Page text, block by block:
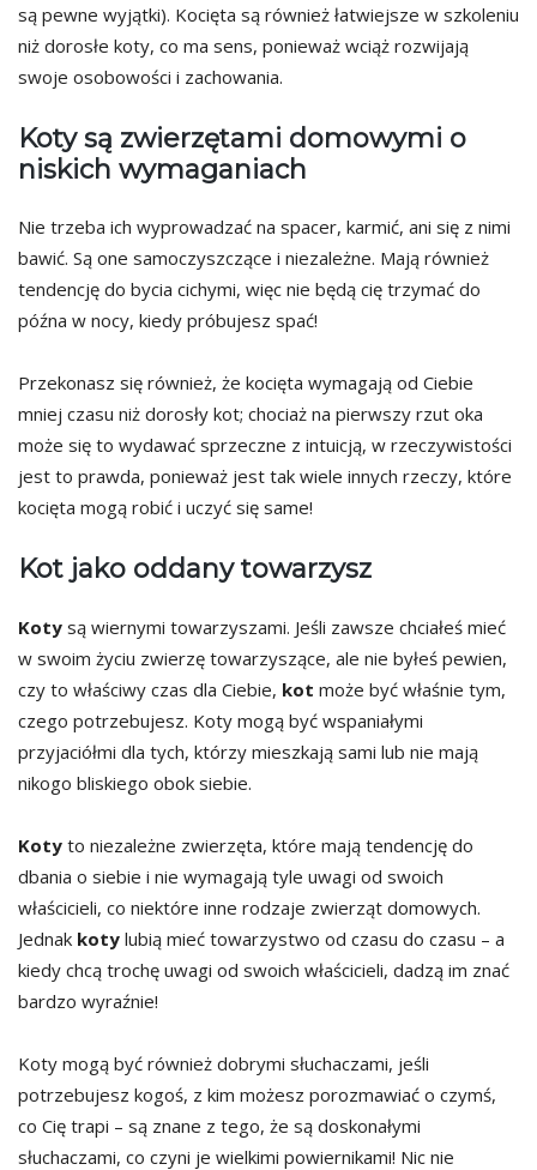
są pewne wyjątki). Kocięta są również łatwiejsze w szkoleniu
niż dorosłe koty, co ma sens, ponieważ wciąż rozwijają
swoje osobowości i zachowania.
Koty są zwierzętami domowymi o
niskich wymaganiach
Nie trzeba ich wyprowadzać na spacer, karmić, ani się z nimi
bawić. Są one samoczyszczące i niezależne. Mają również
tendencję do bycia cichymi, więc nie będą cię trzymać do
późna w nocy, kiedy próbujesz spać!
Przekonasz się również, że kocięta wymagają od Ciebie
mniej czasu niż dorosły kot; chociaż na pierwszy rzut oka
może się to wydawać sprzeczne z intuicją, w rzeczywistości
jest to prawda, ponieważ jest tak wiele innych rzeczy, które
kocięta mogą robić i uczyć się same!
Kot jako oddany towarzysz
Koty są wiernymi towarzyszami. Jeśli zawsze chciałeś mieć
w swoim życiu zwierzę towarzyszące, ale nie byłeś pewien,
czy to właściwy czas dla Ciebie, kot może być właśnie tym,
czego potrzebujesz. Koty mogą być wspaniałymi
przyjaciółmi dla tych, którzy mieszkają sami lub nie mają
nikogo bliskiego obok siebie.
Koty to niezależne zwierzęta, które mają tendencję do
dbania o siebie i nie wymagają tyle uwagi od swoich
właścicieli, co niektóre inne rodzaje zwierząt domowych.
Jednak koty lubią mieć towarzystwo od czasu do czasu – a
kiedy chcą trochę uwagi od swoich właścicieli, dadzą im znać
bardzo wyraźnie!
Koty mogą być również dobrymi słuchaczami, jeśli
potrzebujesz kogoś, z kim możesz porozmawiać o czymś,
co Cię trapi – są znane z tego, że są doskonałymi
słuchaczami, co czyni je wielkimi powiernikami! Nic nie